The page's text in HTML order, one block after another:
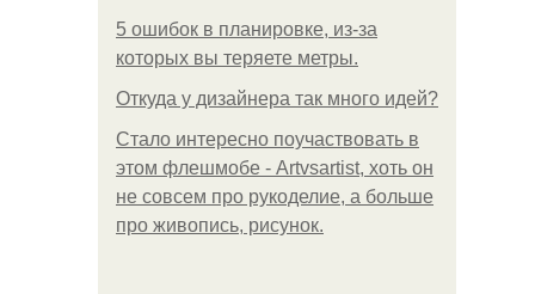
5 ошибок в планировке, из-за
которых вы теряете метры.
Откуда у дизайнера так много идей?
Стало интересно поучаствовать в
этом флешмобе - Artvsartist, хоть он
не совсем про рукоделие, а больше
про живопись, рисунок.